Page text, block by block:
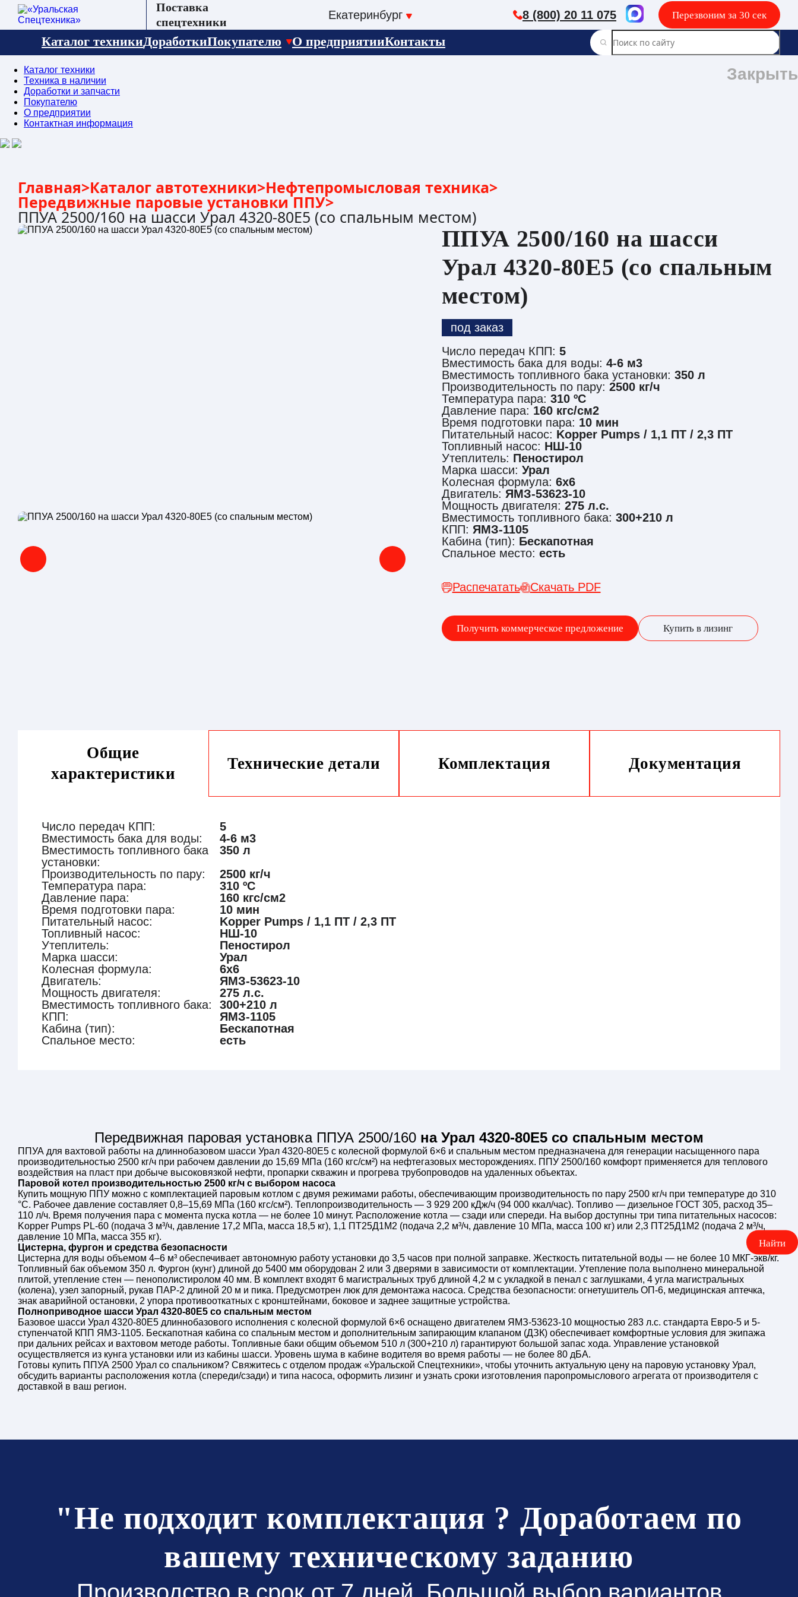
Поставка
спецтехники
Екатеринбург 8 (800) 20 11 075 Перезвоним за 30 сек
Каталог техникиДоработкиПокупателю О предприятииКонтакты
Закрыть
Каталог техники
Техника в наличии
Доработки и запчасти
Покупателю
О предприятии
Контактная информация
Главная>Каталог автотехники>Нефтепромысловая техника>
Передвижные паровые установки ППУ>
ППУА 2500/160 на шасси Урал 4320-80Е5 (со спальным местом)
ППУА 2500/160 на шасси
Урал 4320-80Е5 (со спальным
местом)
под заказ
Число передач КПП: 5
Вместимость бака для воды: 4-6 м3
Вместимость топливного бака установки: 350 л
Производительность по пару: 2500 кг/ч
Температура пара: 310 ºС
Давление пара: 160 кгс/см2
Время подготовки пара: 10 мин
Питательный насос: Kopper Pumps / 1,1 ПТ / 2,3 ПТ
Топливный насос: НШ-10
Утеплитель: Пеностирол
Марка шасси: Урал
Колесная формула: 6х6
Двигатель: ЯМЗ-53623-10
Мощность двигателя: 275 л.с.
Вместимость топливного бака: 300+210 л
КПП: ЯМЗ-1105
Кабина (тип): Бескапотная
Спальное место: есть
Распечатать Скачать PDF
Получить коммерческое предложение Купить в лизинг
Общие
характеристики
Технические детали Комплектация Документация
Число передач КПП:
5
Вместимость бака для воды:
4-6 м3
Вместимость топливного бака
установки:
350 л
Производительность по пару:
2500 кг/ч
Температура пара:
310 ºС
Давление пара:
160 кгс/см2
Время подготовки пара:
10 мин
Питательный насос:
Kopper Pumps / 1,1 ПТ / 2,3 ПТ
Топливный насос:
НШ-10
Утеплитель:
Пеностирол
Марка шасси:
Урал
Колесная формула:
6х6
Двигатель:
ЯМЗ-53623-10
Мощность двигателя:
275 л.с.
Вместимость топливного бака:
300+210 л
КПП:
ЯМЗ-1105
Кабина (тип):
Бескапотная
Спальное место:
есть
Передвижная паровая установка ППУА 2500/160 на Урал 4320-80Е5 со спальным местом
ППУА для вахтовой работы на длиннобазовом шасси Урал 4320-80Е5 с колесной формулой 6×6 и спальным местом предназначена для генерации насыщенного пара
производительностью 2500 кг/ч при рабочем давлении до 15,69 МПа (160 кгс/см²) на нефтегазовых месторождениях. ППУ 2500/160 комфорт применяется для теплового
воздействия на пласт при добыче высоковязкой нефти, пропарки скважин и прогрева трубопроводов на удаленных объектах.
Паровой котел производительностью 2500 кг/ч с выбором насоса
Купить мощную ППУ можно с комплектацией паровым котлом с двумя режимами работы, обеспечивающим производительность по пару 2500 кг/ч при температуре до 310
°C. Рабочее давление составляет 0,8–15,69 МПа (160 кгс/см²). Теплопроизводительность — 3 929 200 кДж/ч (94 000 ккал/час). Топливо — дизельное ГОСТ 305, расход 35–
110 л/ч. Время получения пара с момента пуска котла — не более 10 минут. Расположение котла — сзади или спереди. На выбор доступны три типа питательных насосов:
Kopper Pumps PL-60 (подача 3 м³/ч, давление 17,2 МПа, масса 18,5 кг), 1,1 ПТ25Д1М2 (подача 2,2 м³/ч, давление 10 МПа, масса 100 кг) или 2,3 ПТ25Д1М2 (подача 2 м³/ч,
давление 10 МПа, масса 355 кг).
Цистерна, фургон и средства безопасности
Цистерна для воды объемом 4–6 м³ обеспечивает автономную работу установки до 3,5 часов при полной заправке. Жесткость питательной воды — не более 10 МКГ-экв/кг.
Топливный бак объемом 350 л. Фургон (кунг) длиной до 5400 мм оборудован 2 или 3 дверями в зависимости от комплектации. Утепление пола выполнено минеральной
плитой, утепление стен — пенополистиролом 40 мм. В комплект входят 6 магистральных труб длиной 4,2 м с укладкой в пенал с заглушками, 4 угла магистральных
(колена), узел запорный, рукав ПАР-2 длиной 20 м и пика. Предусмотрен люк для демонтажа насоса. Средства безопасности: огнетушитель ОП-6, медицинская аптечка,
знак аварийной остановки, 2 упора противооткатных с кронштейнами, боковое и заднее защитные устройства.
Полноприводное шасси Урал 4320-80Е5 со спальным местом
Базовое шасси Урал 4320-80Е5 длиннобазового исполнения с колесной формулой 6×6 оснащено двигателем ЯМЗ-53623-10 мощностью 283 л.с. стандарта Евро-5 и 5-
ступенчатой КПП ЯМЗ-1105. Бескапотная кабина со спальным местом и дополнительным запирающим клапаном (ДЗК) обеспечивает комфортные условия для экипажа
при дальних рейсах и вахтовом методе работы. Топливные баки общим объемом 510 л (300+210 л) гарантируют большой запас хода. Управление установкой
осуществляется из кунга установки или из кабины шасси. Уровень шума в кабине водителя во время работы — не более 80 дБА.
Готовы купить ППУА 2500 Урал со спальником? Свяжитесь с отделом продаж «Уральской Спецтехники», чтобы уточнить актуальную цену на паровую установку Урал,
обсудить варианты расположения котла (спереди/сзади) и типа насоса, оформить лизинг и узнать сроки изготовления паропромыслового агрегата от производителя с
доставкой в ваш регион.​
"Не подходит комплектация ? Доработаем по
вашему техническому заданию